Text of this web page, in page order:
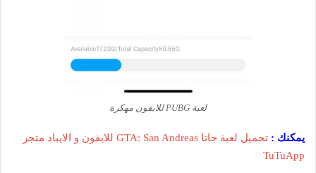
لعبة PUBG للايفون مهكرة
يمكنك :
تحميل لعبة جاتا GTA: San Andreas للايفون و الايباد متجر
TuTuApp